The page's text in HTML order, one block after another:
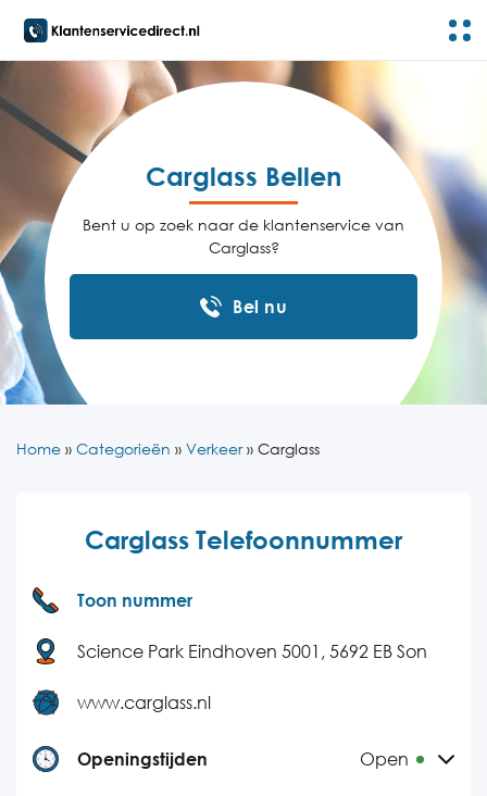
Carglass Bellen
Bent u op zoek naar de klantenservice van
Carglass?
Bel nu
Home » Categorieën » Verkeer» Carglass
Carglass Telefoonnummer
Toon nummer
Science Park Eindhoven 5001, 5692 EB Son
www.carglass.nl
Openingstijden Open